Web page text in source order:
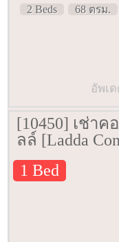
2 Beds 68 ตรม.
อัพเ
[10450] เช่า
ลล์ [Ladda
1 Bed